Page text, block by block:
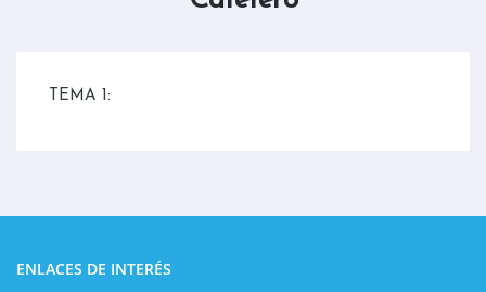
TEMA 1:
ENLACES DE INTERÉS